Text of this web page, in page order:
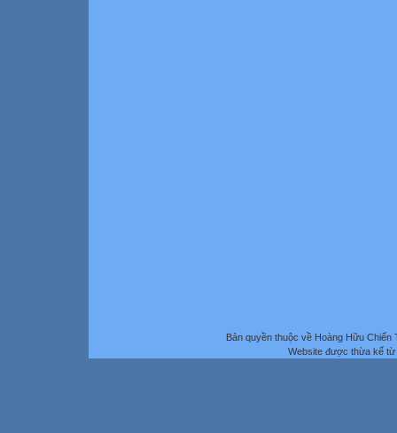
Bản quyền thuộc về Hoàng Hữu
Website được thừa kế từ